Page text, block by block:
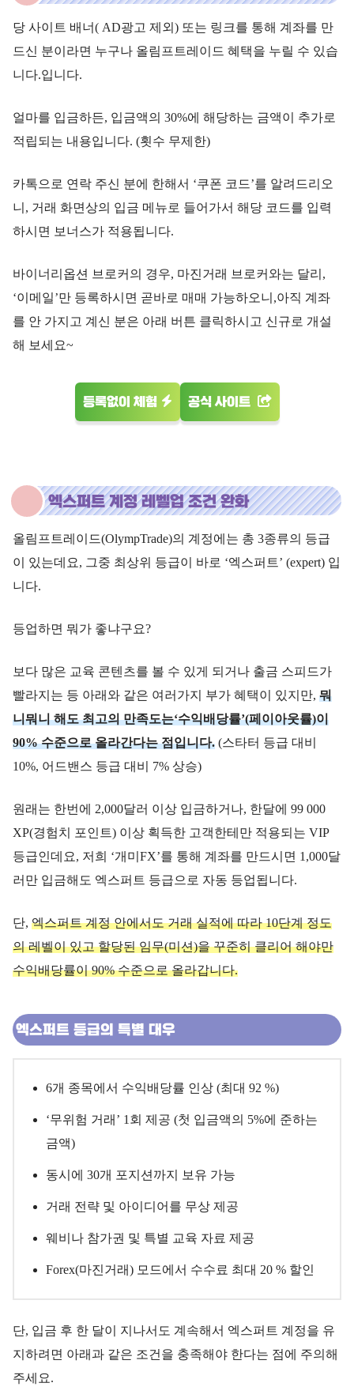
당 사이트 배너( AD광고 제외) 또는 링크를 통해 계좌를 만
드신 분이라면 누구나 올림프트레이드 혜택을 누릴 수 있습
니다.입니다.
얼마를 입금하든, 입금액의 30%에 해당하는 금액이 추가로
적립되는 내용입니다. (횟수 무제한)
카톡으로 연락 주신 분에 한해서 ‘쿠폰 코드’를 알려드리오
니, 거래 화면상의 입금 메뉴로 들어가서 해당 코드를 입력
하시면 보너스가 적용됩니다.
바이너리옵션 브로커의 경우, 마진거래 브로커와는 달리,
‘이메일’만 등록하시면 곧바로 매매 가능하오니,아직 계좌
를 안 가지고 계신 분은 아래 버튼 클릭하시고 신규로 개설
해 보세요~
등록없이 체험 공식 사이트
엑스퍼트 계정 레벨업 조건 완화
올림프트레이드(OlympTrade)의 계정에는 총 3종류의 등급
이 있는데요, 그중 최상위 등급이 바로 ‘엑스퍼트’ (expert) 입
니다.
등업하면 뭐가 좋냐구요?
보다 많은 교육 콘텐츠를 볼 수 있게 되거나 출금 스피드가
빨라지는 등 아래와 같은 여러가지 부가 혜택이 있지만, 뭐
니뭐니 해도 최고의 만족도는‘수익배당률’(페이아웃률)이
90% 수준으로 올라간다는 점입니다. (스타터 등급 대비
10%, 어드밴스 등급 대비 7% 상승)
원래는 한번에 2,000달러 이상 입금하거나, 한달에 99 000
XP(경험치 포인트) 이상 획득한 고객한테만 적용되는 VIP
등급인데요, 저희 ‘개미FX’를 통해 계좌를 만드시면 1,000달
러만 입금해도 엑스퍼트 등급으로 자동 등업됩니다.
단, 엑스퍼트 계정 안에서도 거래 실적에 따라 10단계 정도
의 레벨이 있고 할당된 임무(미션)을 꾸준히 클리어 해야만
수익배당률이 90% 수준으로 올라갑니다.
엑스퍼트 등급의 특별 대우
6개 종목에서 수익배당률 인상 (최대 92 %)
‘무위험 거래’ 1회 제공 (첫 입금액의 5%에 준하는
금액)
동시에 30개 포지션까지 보유 가능
거래 전략 및 아이디어를 무상 제공
웨비나 참가권 및 특별 교육 자료 제공
Forex(마진거래) 모드에서 수수료 최대 20 % 할인
단, 입금 후 한 달이 지나서도 계속해서 엑스퍼트 계정을 유
지하려면 아래과 같은 조건을 충족해야 한다는 점에 주의해
주세요.